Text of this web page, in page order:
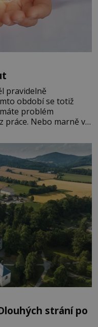
pravidelně
období se totiž
problém
práce. Nebo marně v
se paměť
strání po